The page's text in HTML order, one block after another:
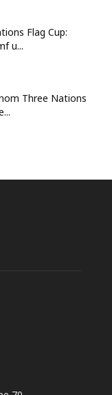
Flag Cup:
u...
Three Nations